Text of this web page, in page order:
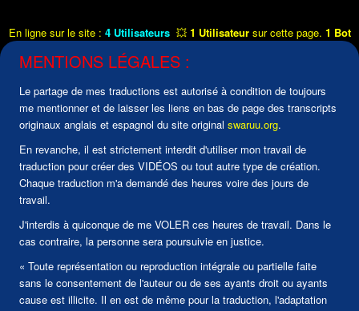
En ligne sur le site : 4 Utilisateurs 💥 1 Utilisateursur cette page. 1 Bot
MENTIONS LÉGALES :
Le partage de mes traductions est autorisé à condition de toujours
me mentionner et de laisser les liens en bas de page des transcripts
originaux anglais et espagnol du site original swaruu.org.
En revanche, il est strictement interdit d'utiliser mon travail de
traduction pour créer des VIDÉOS ou tout autre type de création.
Chaque traduction m'a demandé des heures voire des jours de
travail.
J'interdis à quiconque de me VOLER ces heures de travail. Dans le
cas contraire, la personne sera poursuivie en justice.
« Toute représentation ou reproduction intégrale ou partielle faite
sans le consentement de l'auteur ou de ses ayants droit ou ayants
cause est illicite. Il en est de même pour la traduction, l'adaptation